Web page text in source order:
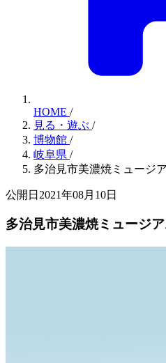
HOME /
見る・遊ぶ /
博物館 /
岐阜県 /
多治見市美濃焼ミュージ
公開日2021年08月10日
多治見市美濃焼ミュージ